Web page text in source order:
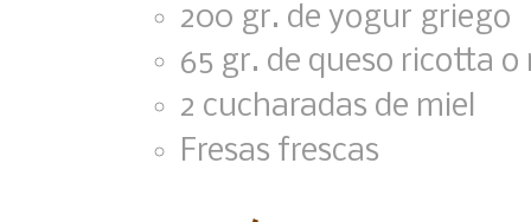
200 gr. de yogur griego
65 gr. de queso ricotta o
2 cucharadas de miel
Fresas frescas